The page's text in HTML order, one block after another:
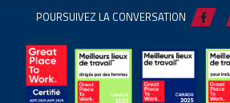
POURSUIVEZ LA CONVERSATION